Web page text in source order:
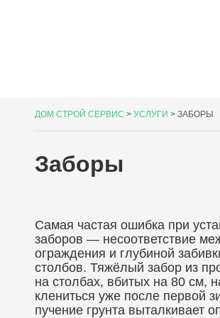
ДОМ СТРОЙ СЕРВИС > УСЛУГИ > ЗАБОРЫ
Заборы
Самая частая ошибка при
заборов — несоответствие
ограждения и глубиной
столбов. Тяжёлый забор из
на столбах, вбитых на 80 см,
клениться уже после первой
пучение грунта выталкивает